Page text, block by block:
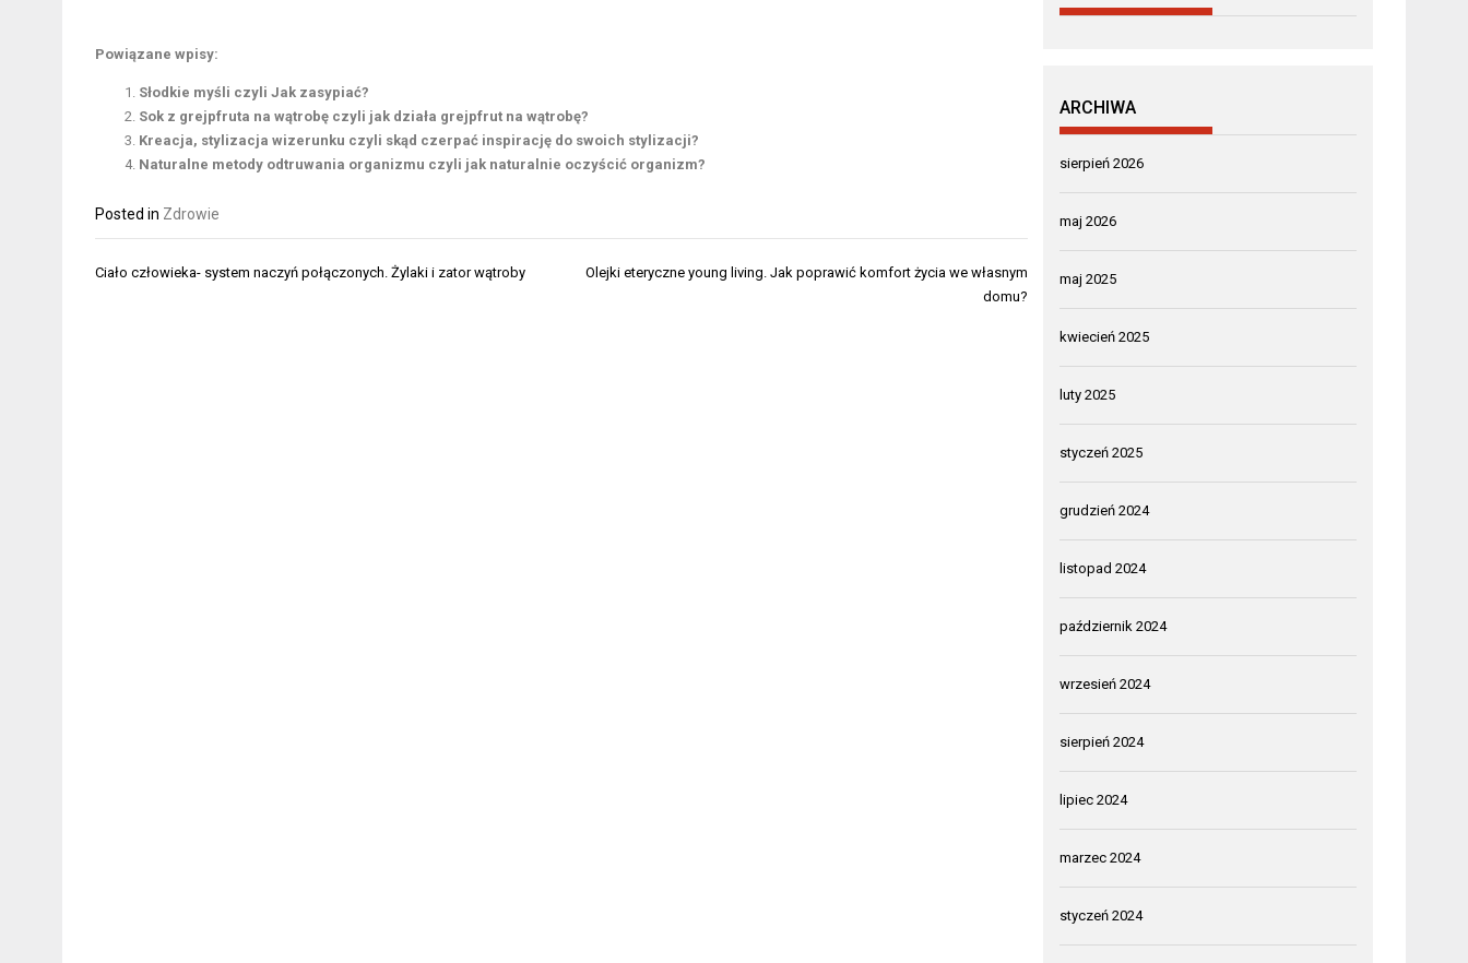
Powiązane wpisy:
Słodkie myśli czyli Jak zasypiać?
Sok z grejpfruta na wątrobę czyli jak działa grejpfrut na wątrobę?
Kreacja, stylizacja wizerunku czyli skąd czerpać inspirację do swoich stylizacji?
Naturalne metody odtruwania organizmu czyli jak naturalnie oczyścić organizm?
Posted in Zdrowie
Nawigacja
Ciało człowieka- system naczyń połączonych. Żylaki i zator wątroby
Olejki eteryczne young living. Jak poprawić komfort życia we własnym
domu?
ARCHIWA
sierpień 2026
maj 2026
maj 2025
kwiecień 2025
luty 2025
styczeń 2025
grudzień 2024
listopad 2024
październik 2024
wrzesień 2024
sierpień 2024
lipiec 2024
marzec 2024
styczeń 2024